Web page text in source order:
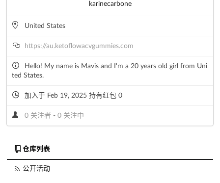
karinecarbone
United States
https://au.ketoflowacvgummies.com
Hello! My name is Mavis and I'm a 20 years old girl from Uni
ted States.
加入于 Feb 19, 2025 持有红包 0
0 关注者 - 0 关注中
仓库列表
公开活动